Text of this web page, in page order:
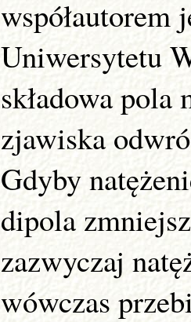
współautorem
Uniwersytetu
składowa pola
zjawiska
Gdyby
dipola
zazwyczaj
wówczas